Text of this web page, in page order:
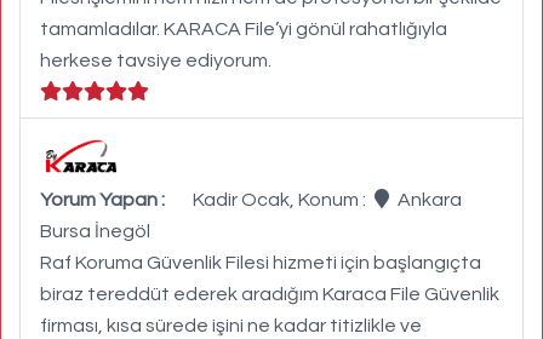
tamamladılar. KARACA File’yi gönül rahatlığıyla
herkese tavsiye ediyorum.
Yorum Yapan : Kadir Ocak, Konum :
Ankara
Bursa İnegöl
Raf Koruma Güvenlik Filesi hizmeti için başlangıçta
biraz tereddüt ederek aradığım Karaca File Güvenlik
firması, kısa sürede işini ne kadar titizlikle ve